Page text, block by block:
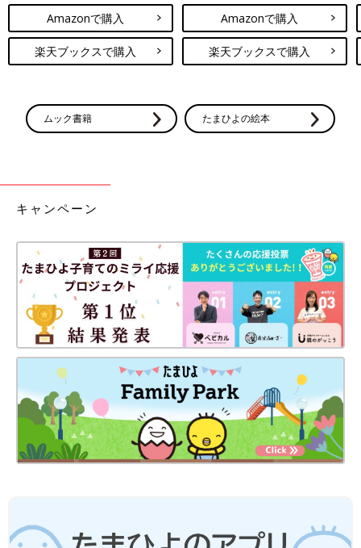
Amazonで購入
楽天ブックスで購入
Amazonで購入
楽天ブックスで購入
ムック書籍 たまひよの絵本
キャンペーン